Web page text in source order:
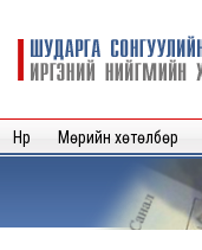
Шударга
сонгуулийн
нийгмийн
хяналт
Нүүр Мөрийн хөтөлбөр